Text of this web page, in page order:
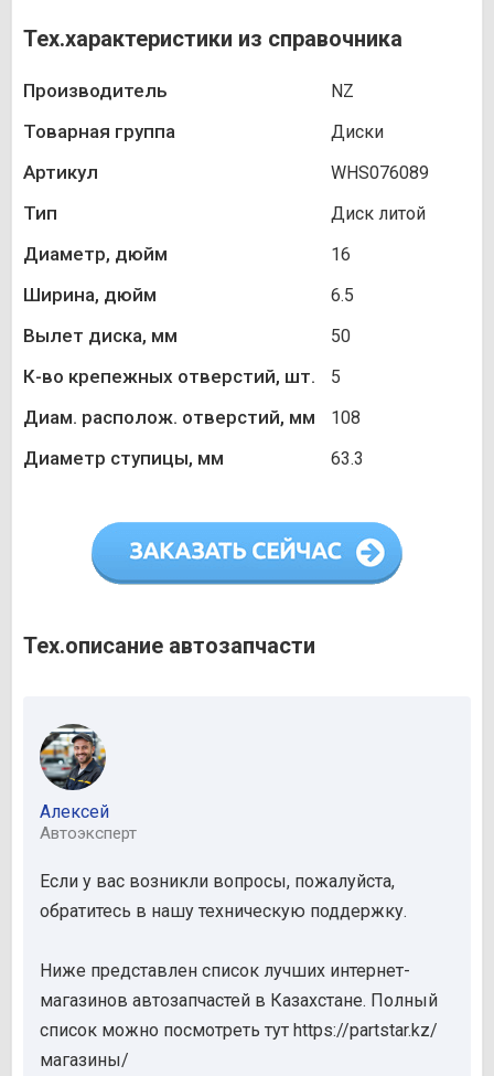
Тех.характеристики из справочника
Производитель NZ
Товарная группа Диски
Артикул WHS076089
Тип Диск литой
Диаметр, дюйм 16
Ширина, дюйм 6.5
Вылет диска, мм 50
К-во крепежных отверстий, шт. 5
Диам. располож. отверстий, мм 108
Диаметр ступицы, мм 63.3
Тех.описание автозапчасти
Алексей
Автоэксперт
Если у вас возникли вопросы, пожалуйста,
обратитесь в нашу техническую поддержку.
Ниже представлен список лучших интернет-
магазинов автозапчастей в Казахстане. Полный
список можно посмотреть тут https://partstar.kz/
магазины/